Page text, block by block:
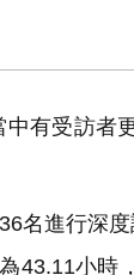
有受訪者
名進行深
43.11小時